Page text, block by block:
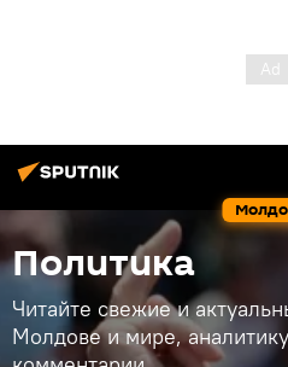
Политика
Читайте свежие и
Молдове и мире,